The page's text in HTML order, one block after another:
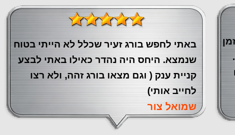
באתי לחפש בורג זעיר שכלל לא הייתי בטוח
שנמצא. היחס היה נהדר כאילו באתי לבצע
קניית ענק ( וגם מצאו בורג זהה, ולא רצו
לחייב אותי)
שמואל צור